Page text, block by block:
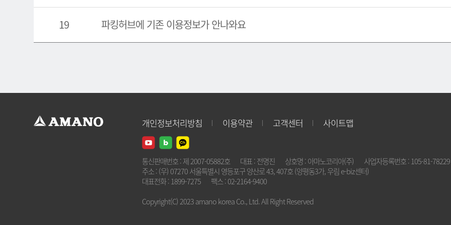
19 파킹허브에 기존 이용정보가 안나와요
개인정보처리방침 이용약관 고객센터 사이트맵
통신판매번호 : 제 2007-05882호 대표 : 전명진 상호명 : 아마노코리아(주)
사업자등록번호 : 105-81-78229
주소 : (우) 07270 서울특별시 영등포구 양산로 43, 407호 (양평동3가, 우림 e-biz센터)
대표전화 : 1899-7275
팩스 : 02-2164-9400
Copyright(C) 2023 amano korea Co., Ltd. All Right Reserved